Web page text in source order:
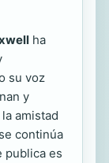
ha
su voz
y
amistad
continúa
publica es